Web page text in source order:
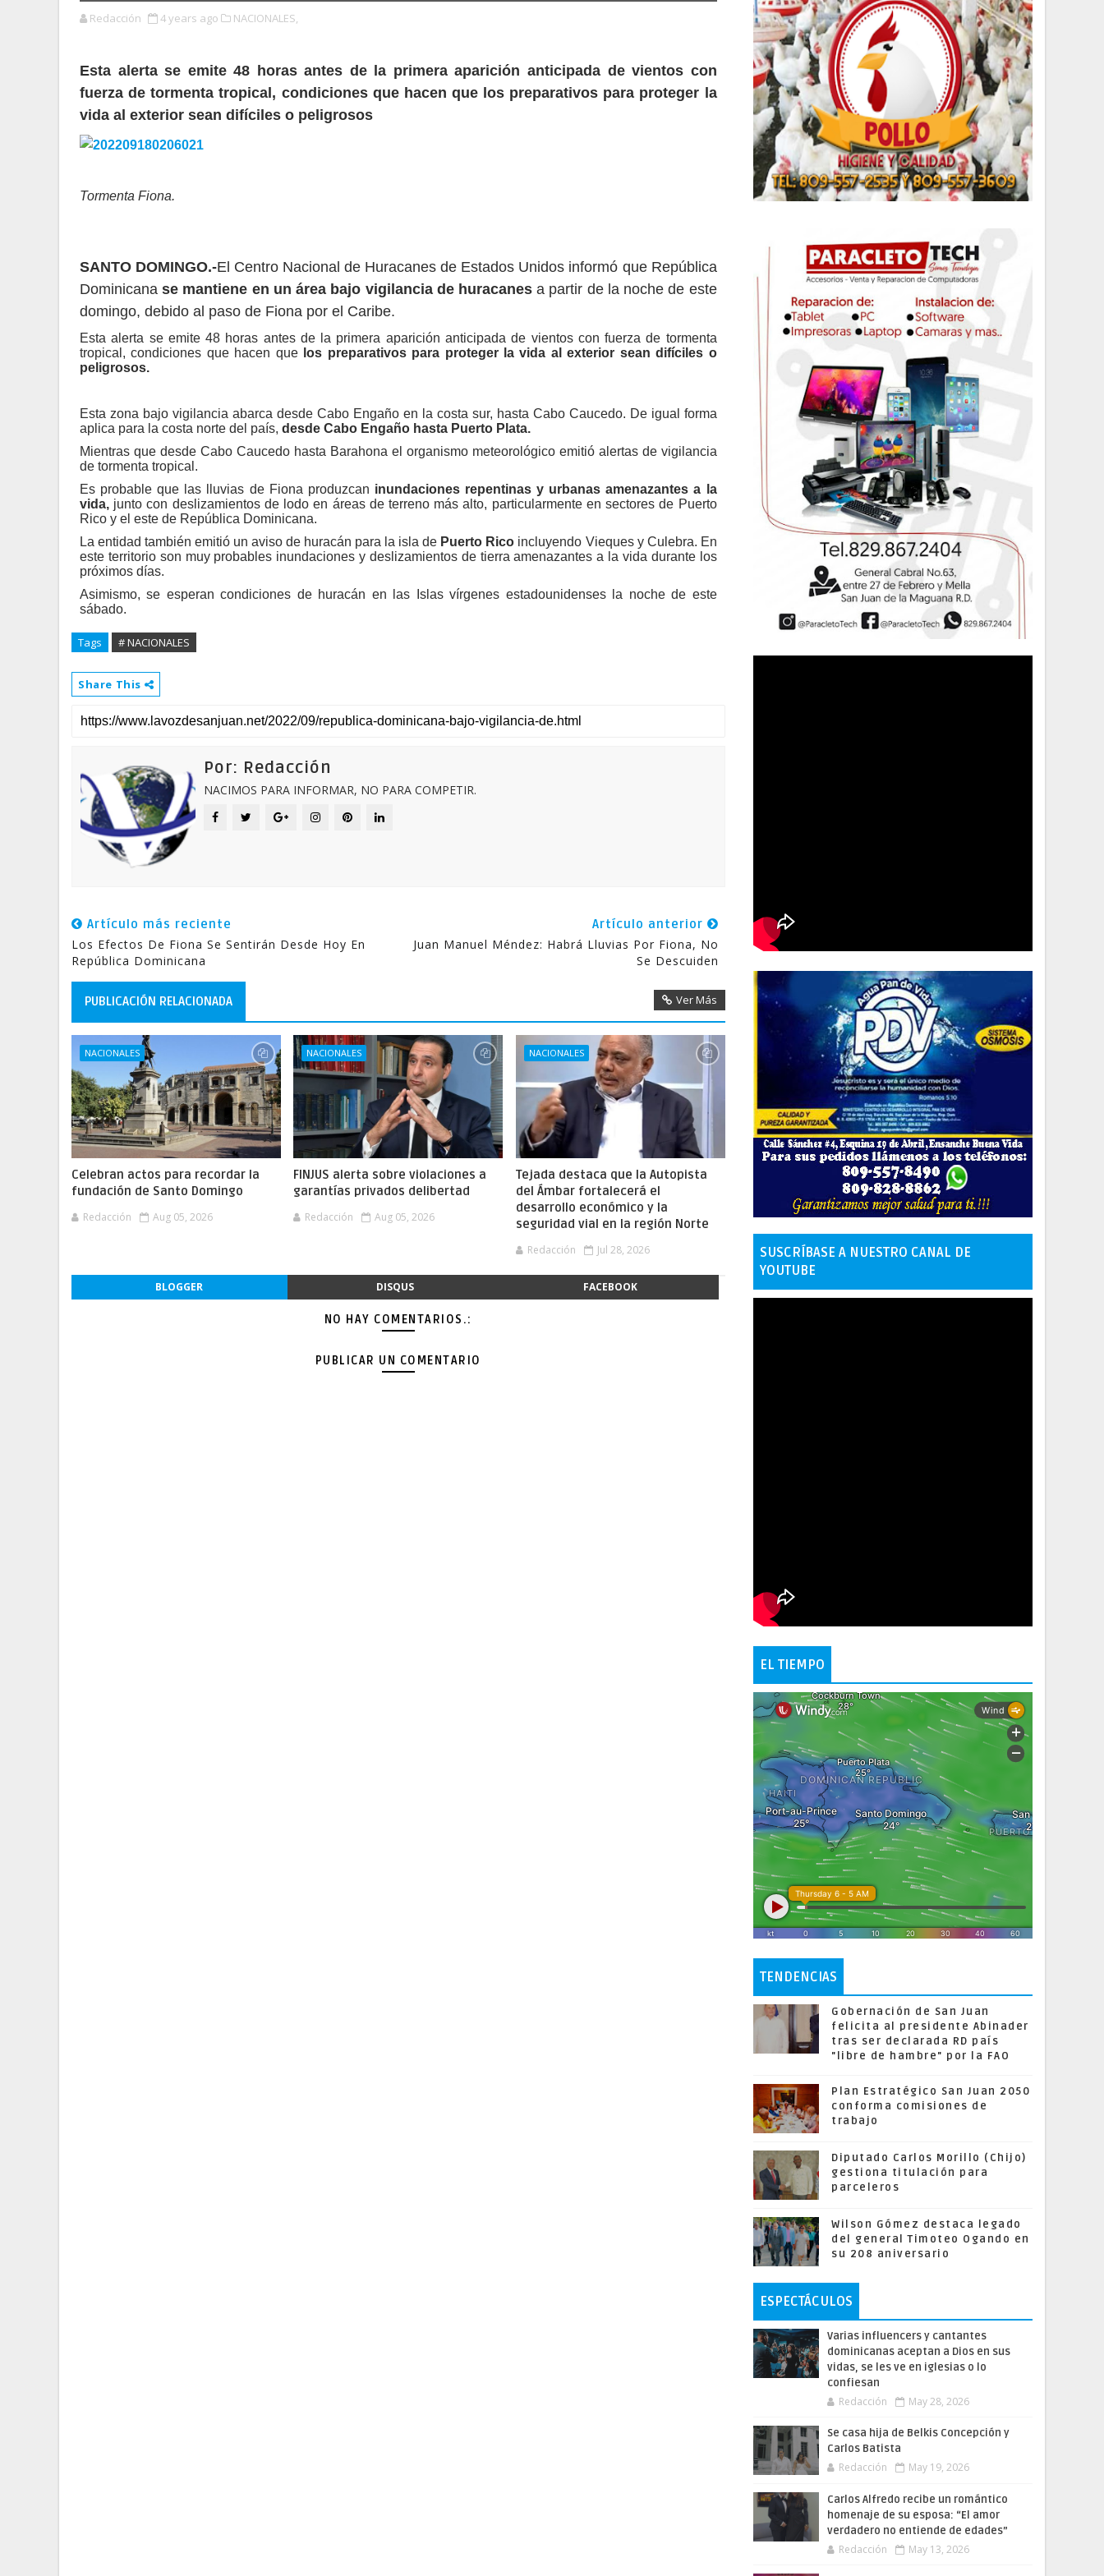
Redacción 4 years ago NACIONALES,
Esta alerta se emite 48 horas antes de la primera aparición anticipada de vientos con
fuerza de tormenta tropical, condiciones que hacen que los preparativos para proteger la
vida al exterior sean difíciles o peligrosos
Tormenta Fiona.
SANTO DOMINGO.-El Centro Nacional de Huracanes de Estados Unidos informó que República
Dominicana se mantiene en un área bajo vigilancia de huracanes a partir de la noche de este
domingo, debido al paso de Fiona por el Caribe.
Esta alerta se emite 48 horas antes de la primera aparición anticipada de vientos con fuerza de tormenta
tropical, condiciones que hacen que los preparativos para proteger la vida al exterior sean difíciles o
peligrosos.
Esta zona bajo vigilancia abarca desde Cabo Engaño en la costa sur, hasta Cabo Caucedo. De igual forma
aplica para la costa norte del país, desde Cabo Engaño hasta Puerto Plata.
Mientras que desde Cabo Caucedo hasta Barahona el organismo meteorológico emitió alertas de vigilancia
de tormenta tropical.
Es probable que las lluvias de Fiona produzcan inundaciones repentinas y urbanas amenazantes a la
vida, junto con deslizamientos de lodo en áreas de terreno más alto, particularmente en sectores de Puerto
Rico y el este de República Dominicana.
La entidad también emitió un aviso de huracán para la isla de Puerto Rico incluyendo Vieques y Culebra. En
este territorio son muy probables inundaciones y deslizamientos de tierra amenazantes a la vida durante los
próximos días.
Asimismo, se esperan condiciones de huracán en las Islas vírgenes estadounidenses la noche de este
sábado.
Tags # NACIONALES
Share This
Por: Redacción
NACIMOS PARA INFORMAR, NO PARA COMPETIR.
Artículo más reciente
Los Efectos De Fiona Se Sentirán Desde Hoy En
República Dominicana
Artículo anterior
Juan Manuel Méndez: Habrá Lluvias Por Fiona, No
Se Descuiden
PUBLICACIÓN RELACIONADA Ver Más
NACIONALES
Celebran actos para recordar la
fundación de Santo Domingo
Redacción Aug 05, 2026
NACIONALES
FINJUS alerta sobre violaciones a
garantías privados delibertad
Redacción Aug 05, 2026
NACIONALES
Tejada destaca que la Autopista
del Ámbar fortalecerá el
desarrollo económico y la
seguridad vial en la región Norte
Redacción Jul 28, 2026
BLOGGER DISQUS FACEBOOK
NO HAY COMENTARIOS.:
PUBLICAR UN COMENTARIO
SUSCRÍBASE A NUESTRO CANAL DE
YOUTUBE
EL TIEMPO
TENDENCIAS
Gobernación de San Juan
felicita al presidente Abinader
tras ser declarada RD país
"libre de hambre" por la FAO
Plan Estratégico San Juan 2050
conforma comisiones de
trabajo
Diputado Carlos Morillo (Chijo)
gestiona titulación para
parceleros
Wilson Gómez destaca legado
del general Timoteo Ogando en
su 208 aniversario
ESPECTÁCULOS
Varias influencers y cantantes
dominicanas aceptan a Dios en sus
vidas, se les ve en iglesias o lo
confiesan
Redacción May 28, 2026
Se casa hija de Belkis Concepción y
Carlos Batista
Redacción May 19, 2026
Carlos Alfredo recibe un romántico
homenaje de su esposa: “El amor
verdadero no entiende de edades”
Redacción May 13, 2026